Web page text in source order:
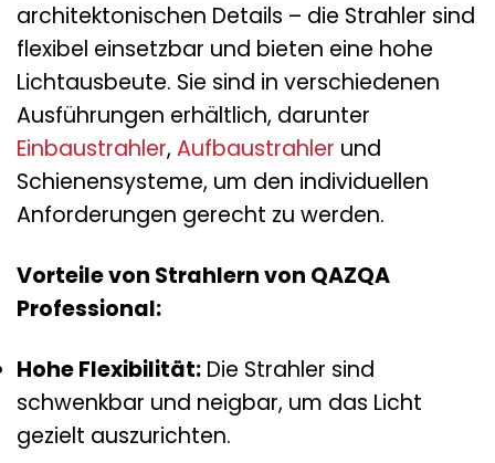
architektonischen Details – die Strahler sind
flexibel einsetzbar und bieten eine hohe
Lichtausbeute. Sie sind in verschiedenen
Ausführungen erhältlich, darunter
Einbaustrahler, Aufbaustrahler und
Schienensysteme, um den individuellen
Anforderungen gerecht zu werden.
Vorteile von Strahlern von QAZQA
Professional:
Hohe Flexibilität: Die Strahler sind
schwenkbar und neigbar, um das Licht
gezielt auszurichten.